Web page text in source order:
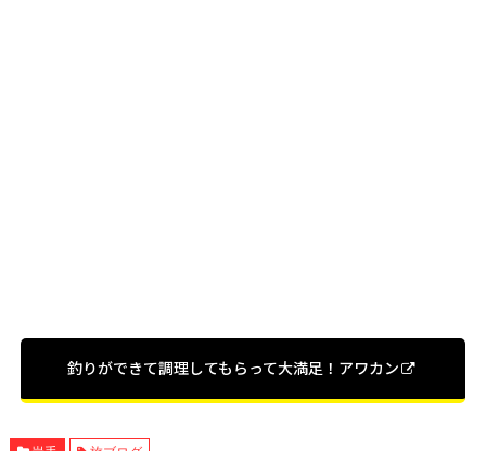
釣りができて調理してもらって大満足！アワカン